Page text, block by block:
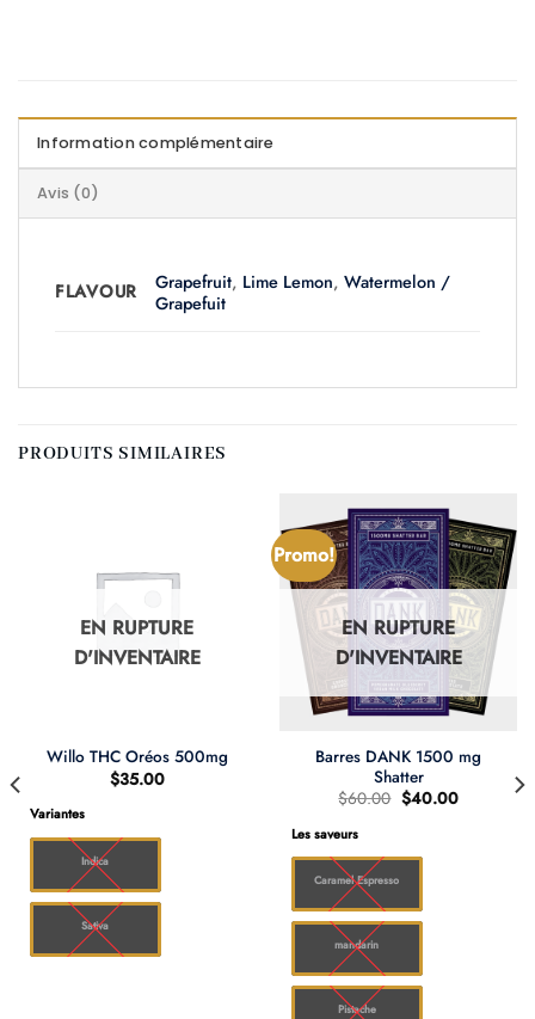
Information complémentaire
Avis (0)
FLAVOUR Grapefruit, Lime Lemon,Watermelon /
Grapefuit
PRODUITS SIMILAIRES
EN RUPTURE
D'INVENTAIRE
Willo THC Oréos 500mg
$35.00
Variantes
Indica
Sativa
Promo!
EN RUPTURE
D'INVENTAIRE
Barres DANK 1500 mg
Shatter
$60.00 Le
prix
:
$40.00Le
Les saveurs
Caramel Espresso
mandarin
Pistache